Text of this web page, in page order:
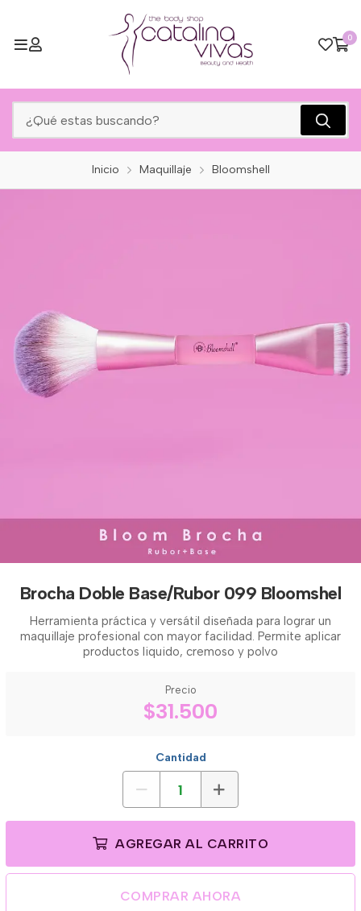
0
Inicio Maquillaje Bloomshell
Brocha Doble Base/Rubor 099 Bloomshel
Herramienta práctica y versátil diseñada para lograr un
maquillaje profesional con mayor facilidad. Permite aplicar
productos liquido, cremoso y polvo
Precio
$31.500
Cantidad
AGREGAR AL CARRITO
COMPRAR AHORA